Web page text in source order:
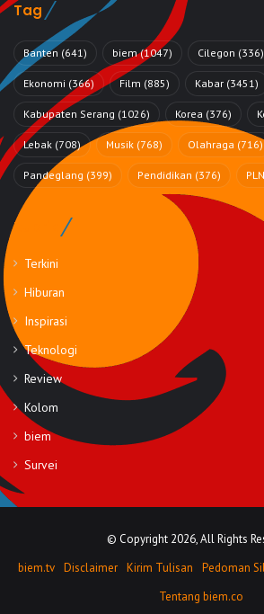
Tag
Banten (641) biem(1047) Cilegon (336)
Ekonomi (366) Film (885) Kabar (3451)
Kabupaten Serang (1026) Korea (376)
Lebak (708) Musik (768) Olahraga (716)
Pandeglang (399) Pendidikan (376) PLN
Rubrik
Terkini
Hiburan
Inspirasi
Teknologi
Review
Kolom
biem
Survei
© Copyright 2026, All Rights
biem.tv Disclaimer Kirim Tulisan Pedoman
Tentang biem.co